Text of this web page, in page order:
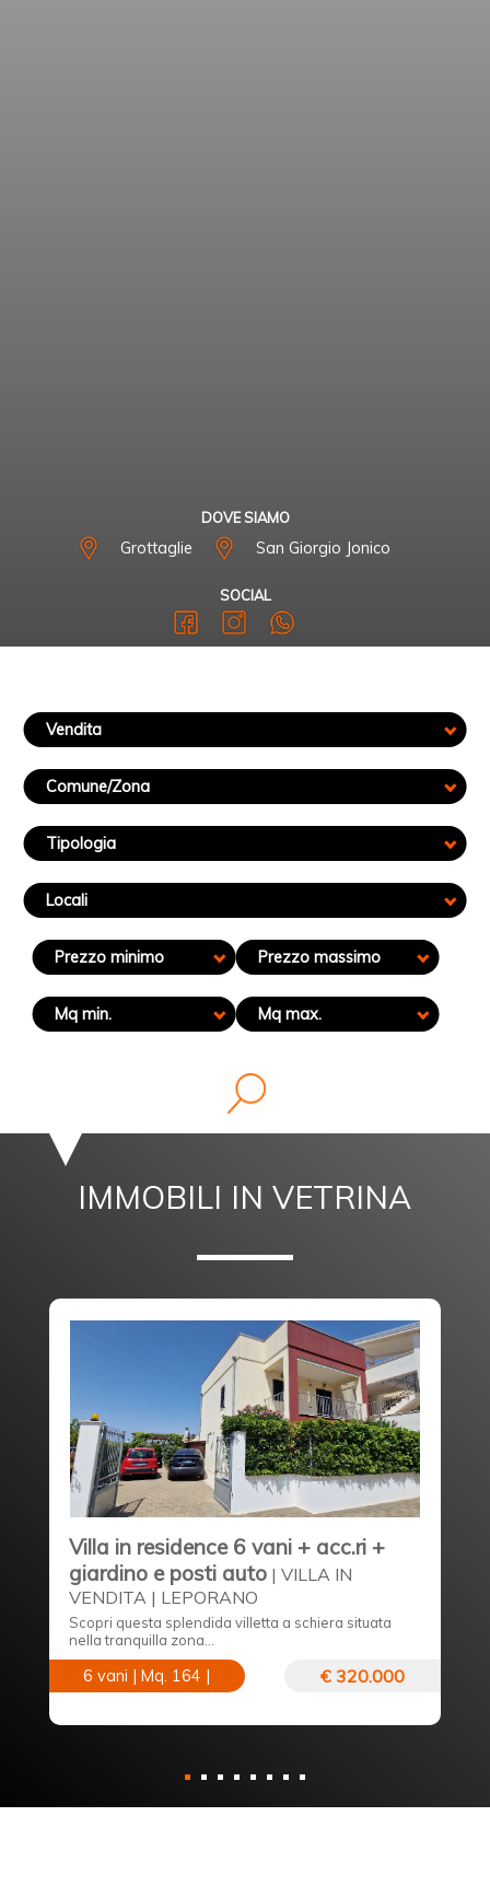
DOVE SIAMO
Grottaglie San Giorgio Jonico
SOCIAL
Vendita
Comune/Zona
Tipologia
Locali
Prezzo minimo Prezzo massimo
Mq min. Mq max.
IMMOBILI IN VETRINA
Villa in residence 6 vani + acc.ri +
giardino e posti auto| VILLA IN
VENDITA | LEPORANO
Scopri questa splendida villetta a schiera situata
nella tranquilla zona…
6 vani | Mq. 164 | € 320.000